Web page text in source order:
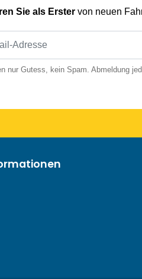
Sie als Erster von neuen
nur Gutess, kein Spam. Abmeldung